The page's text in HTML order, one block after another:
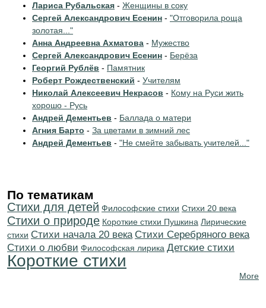
Лариса Рубальская - Женщины в соку
Сергей Александрович Есенин - "Отговорила роща
золотая..."
Анна Андреевна Ахматова - Мужество
Сергей Александрович Есенин - Берёза
Георгий Рублёв - Памятник
Роберт Рождественский - Учителям
Николай Алексеевич Некрасов - Кому на Руси жить
хорошо - Русь
Андрей Дементьев - Баллада о матери
Агния Барто - За цветами в зимний лес
Андрей Дементьев - "Не смейте забывать учителей..."
По тематикам
Стихи для детей Философские стихи Стихи 20 века
Стихи о природе Короткие стихи Пушкина Лирические
стихи Cтихи начала 20 века Cтихи Серебряного века
Стихи о любви Философская лирика Детские стихи
Короткие стихи
More